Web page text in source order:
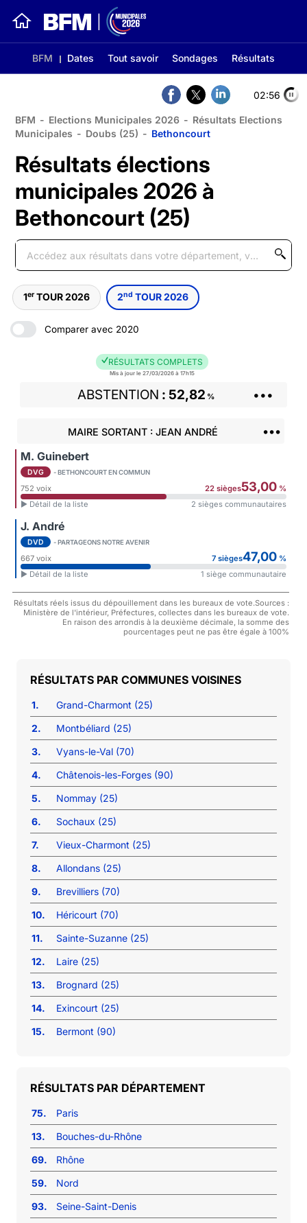
BFM Dates Tout savoir Sondages Résultats
02:56
BFM - Elections Municipales 2026 - Résultats Elections
Municipales - Doubs (25) - Bethoncourt
Résultats élections
municipales 2026 à
Bethoncourt (25)
1er TOUR 2026 2nd TOUR 2026
Comparer avec 2020
RÉSULTATS COMPLETS
Mis à jour le 27/03/2026 à 17h15
ABSTENTION 52,82 % •••
MAIRE SORTANT : JEAN ANDRÉ •••
M. Guinebert
DVG - BETHONCOURT EN COMMUN
752 voix 22 sièges53,00%
► Détail de la liste
2 sièges communautaires
J. André
DVD - PARTAGEONS NOTRE AVENIR
667 voix 7 sièges47,00%
► Détail de la liste
1 siège communautaire
Résultats réels issus du dépouillement dans les bureaux de vote.Sources :
Ministère de l'intérieur, Préfectures, collectes dans les bureaux de vote.
En raison des arrondis à la deuxième décimale, la somme des
pourcentages peut ne pas être égale à 100%
COMMUNES VOISINES
1.
Grand-Charmont (25)
2.
Montbéliard (25)
3.
Vyans-le-Val (70)
4.
Châtenois-les-Forges (90)
5.
Nommay (25)
6.
Sochaux (25)
7.
Vieux-Charmont (25)
8.
Allondans (25)
9.
Brevilliers (70)
10.
Héricourt (70)
11.
Sainte-Suzanne (25)
12.
Laire (25)
13.
Brognard (25)
14.
Exincourt (25)
15.
Bermont (90)
RÉSULTATS PAR DÉPARTEMENT
75.
Paris
13.
Bouches-du-Rhône
69.
Rhône
59.
Nord
93.
Seine-Saint-Denis